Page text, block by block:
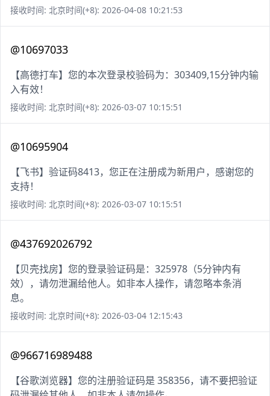
接收时间: 北京时间(+8): 2026-04-08 10:21:53
@10697033
【高德打车】您的本次登录校验码为：303409,15分钟内输
入有效！
接收时间: 北京时间(+8): 2026-03-07 10:15:51
@10695904
【飞书】验证码8413，您正在注册成为新用户，感谢您的
支持！
接收时间: 北京时间(+8): 2026-03-07 10:15:51
@437692026792
【贝壳找房】您的登录验证码是：325978（5分钟内有
效），请勿泄漏给他人。如非本人操作，请忽略本条消
息。
接收时间: 北京时间(+8): 2026-03-04 12:15:43
@966716989488
【谷歌浏览器】您的注册验证码是 358356，请不要把验证